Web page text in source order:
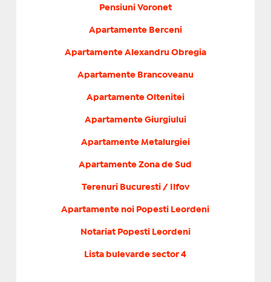
Pensiuni Voronet
Apartamente Berceni
Apartamente Alexandru Obregia
Apartamente Brancoveanu
Apartamente Oltenitei
Apartamente Giurgiului
Apartamente Metalurgiei
Apartamente Zona de Sud
Terenuri Bucuresti / Ilfov
Apartamente noi Popesti Leordeni
Notariat Popesti Leordeni
Lista bulevarde sector 4